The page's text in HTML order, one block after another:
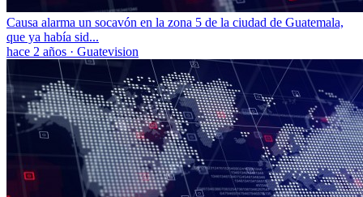
Causa alarma un socavón en la zona 5 de la ciudad de Guatemala,
que ya había sid...
hace 2 años · Guatevision